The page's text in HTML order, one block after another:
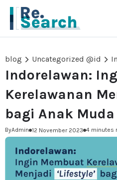
blog Uncategorized @id
Indorelawan:
Kerelawanan
bagi Anak
ByAdmin 12 November 2023 4 minutes